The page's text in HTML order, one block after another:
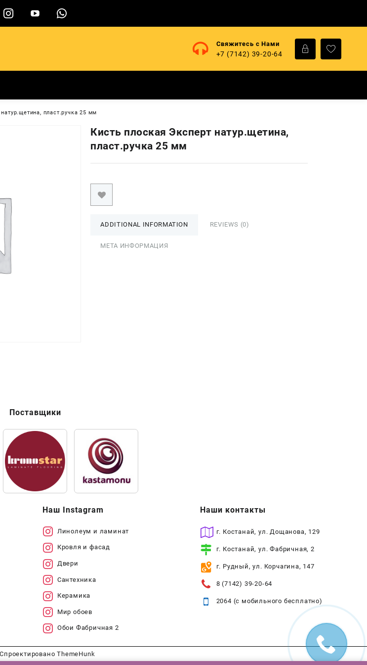
Свяжитесь с Нами
+7 (7142) 39-20-64
пласт.ручка 25 мм
Кисть плоская Эксперт натур.щетина,
пласт.ручка 25 мм
ADDITIONAL INFORMATION REVIEWS (0)
МЕТА ИНФОРМАЦИЯ
Поставщики
Наш Instagram
Линолеум и ламинат
Кровля и фасад
Двери
Сантехника
Керамика
Мир обоев
Обои Фабричная 2
Наши контакты
г. Костанай, ул. Дощанова, 129
г. Костанай, ул. Фабричная, 2
г. Рудный, ул. Корчагина, 147
8 (7142) 39-20-64
2064 (с мобильного бесплатно)
Спроектировано ThemeHunk